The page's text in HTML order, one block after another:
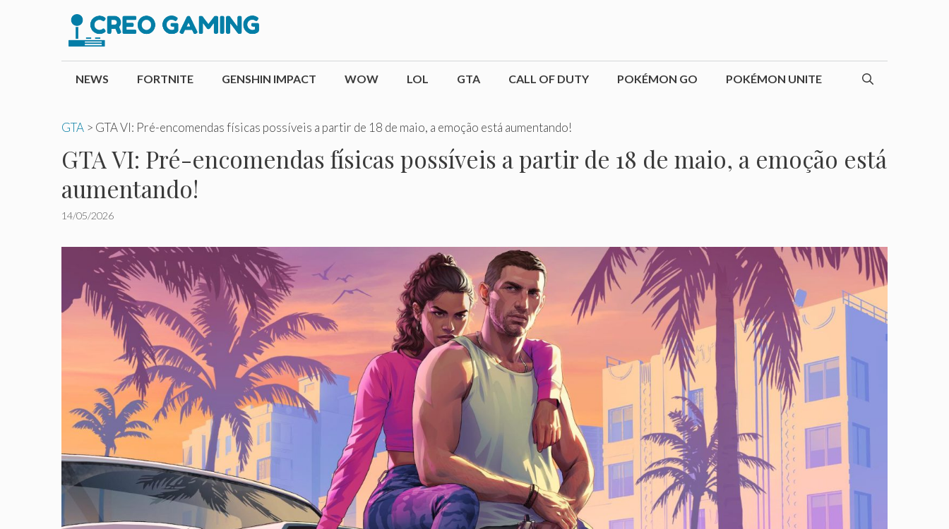
conteúdo
NEWS FORTNITE GENSHIN IMPACT WOW LOL GTA CALL OF DUTY POKÉMON GO POKÉMON UNITE
GTA > GTA VI: Pré-encomendas físicas possíveis a partir de 18 de maio, a emoção está aumentando!
GTA VI: Pré-encomendas físicas possíveis a partir de 18 de maio, a emoção está
aumentando!
14/05/2026